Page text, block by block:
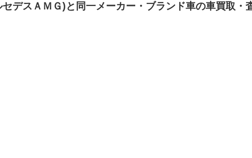
デスＡＭＧ)と同一メーカー・ブランド車の車買取・